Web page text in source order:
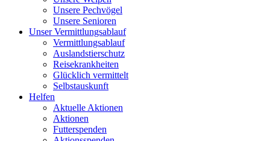
Unsere Pechvögel
Unsere Senioren
Unser Vermittlungsablauf
Vermittlungsablauf
Auslandstierschutz
Reisekrankheiten
Glücklich vermittelt
Selbstauskunft
Helfen
Aktuelle Aktionen
Aktionen
Futterspenden